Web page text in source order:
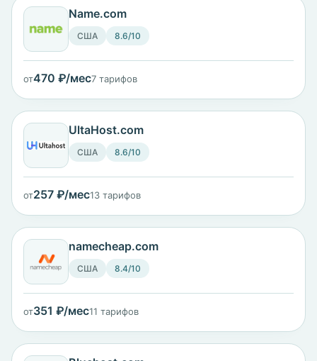
Name.com
США 8.6/10
от470 ₽/мес7 тарифов
UltaHost.com
США 8.6/10
от257 ₽/мес13 тарифов
namecheap.com
США 8.4/10
от351 ₽/мес11 тарифов